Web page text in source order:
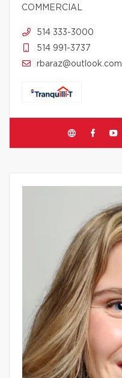
COMMERCIAL
514 333-3000
514 991-3737
rbaraz@outlook.com